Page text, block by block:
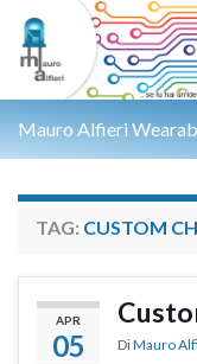
Mauro Alfieri
TAG: CUSTOM
APR
05 DiMauro